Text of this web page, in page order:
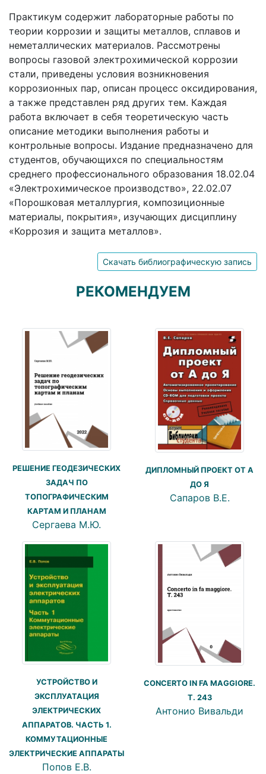
Практикум содержит лабораторные работы по
теории коррозии и защиты металлов, сплавов и
неметаллических материалов. Рассмотрены
вопросы газовой электрохимической коррозии
стали, приведены условия возникновения
коррозионных пар, описан процесс оксидирования,
а также представлен ряд других тем. Каждая
работа включает в себя теоретическую часть
описание методики выполнения работы и
контрольные вопросы. Издание предназначено для
студентов, обучающихся по специальностям
среднего профессионального образования 18.02.04
«Электрохимическое производство», 22.02.07
«Порошковая металлургия, композиционные
материалы, покрытия», изучающих дисциплину
«Коррозия и защита металлов».
Скачать библиографическую запись
РЕКОМЕНДУЕМ
РЕШЕНИЕ ГЕОДЕЗИЧЕСКИХ
ЗАДАЧ ПО
ТОПОГРАФИЧЕСКИМ
КАРТАМ И ПЛАНАМ
Сергаева М.Ю.
ДИПЛОМНЫЙ ПРОЕКТ ОТ А
ДО Я
Сапаров В.Е.
УСТРОЙСТВО И
ЭКСПЛУАТАЦИЯ
ЭЛЕКТРИЧЕСКИХ
АППАРАТОВ. ЧАСТЬ 1.
КОММУТАЦИОННЫЕ
ЭЛЕКТРИЧЕСКИЕ АППАРАТЫ
Попов Е.В.
CONCERTO IN FA MAGGIORE.
T. 243
Антонио Вивальди